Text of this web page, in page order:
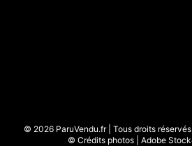
© 2026 ParuVendu.fr | Tous droits réservés
© Crédits photos | Adobe Stock